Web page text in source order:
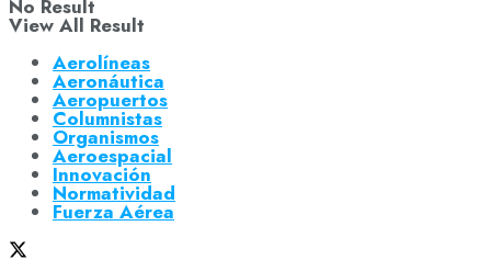
No Result
View All Result
Aerolíneas
Aeronáutica
Aeropuertos
Columnistas
Organismos
Aeroespacial
Innovación
Normatividad
Fuerza Aérea